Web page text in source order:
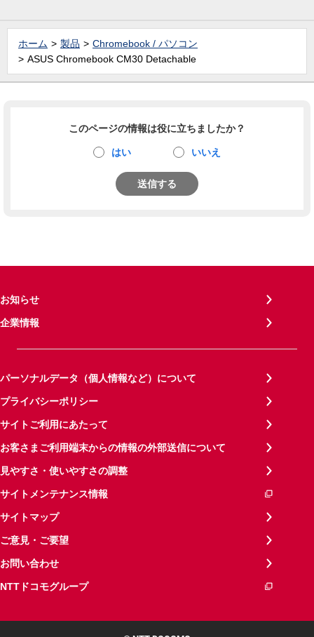
ホーム 製品
Chromebook / パソコン
ASUS Chromebook CM30 Detachable
このページの情報は役に立ちましたか？
はい いいえ
送信する
お知らせ
企業情報
パーソナルデータ（個人情報など）について
プライバシーポリシー
サイトご利用にあたって
お客さまご利用端末からの情報の外部送信について
見やすさ・使いやすさの調整
サイトメンテナンス情報
サイトマップ
ご意見・ご要望
お問い合わせ
NTTドコモグループ